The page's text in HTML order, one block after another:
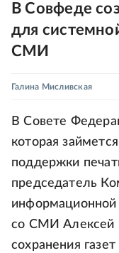
В Совфеде
для
СМИ
Галина Мисливская
В Совете
которая
поддержки
председатель
информационной
со СМИ Алексей
сохранения